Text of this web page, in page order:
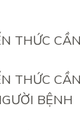
THỨC
THỨC
BỆNH